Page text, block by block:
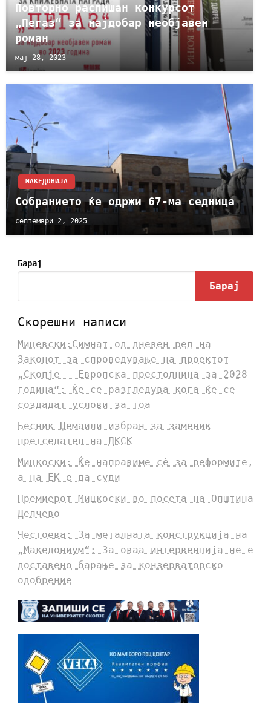
Повторно распишан конкурсот
„Пегаз“ за најдобар необјавен
роман
мај 28, 2023
МАКЕДОНИЈА
Собранието ќе одржи 67-ма седница
септември 2, 2025
Барај
Барај
Скорешни написи
Мицевски:Симнат од дневен ред на
Законот за спроведување на проектот
„Скопје – Европска престолнина за 2028
година“: Ќе се разгледува кога ќе се
создадат услови за тоа
Бесник Џемаили избран за заменик
претседател на ДКСК
Мицкоски: Ќе направиме сè за реформите,
а на ЕК е да суди
Премиерот Мицкоски во посета на Општина
Делчево
Честоева: За металната конструкција на
„Македониум“: За оваа интервенција не е
доставено барање за конзерваторско
одобрение